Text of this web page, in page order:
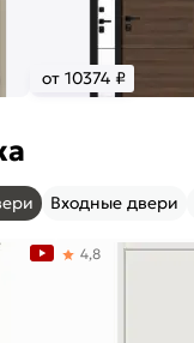
от 10374 ₽
Входные двери
4,8